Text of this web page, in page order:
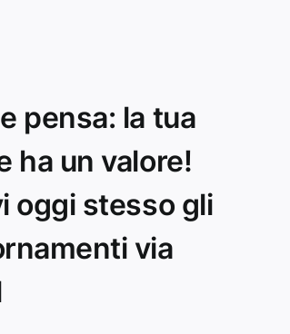
pensa: la tua
ha un valore!
oggi stesso gli
via